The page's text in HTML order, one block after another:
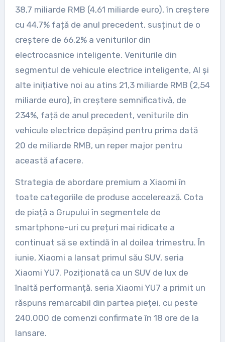
38,7 miliarde RMB (4,61 miliarde euro), în creștere
cu 44,7% față de anul precedent, susținut de o
creștere de 66,2% a veniturilor din
electrocasnice inteligente. Veniturile din
segmentul de vehicule electrice inteligente, AI și
alte inițiative noi au atins 21,3 miliarde RMB (2,54
miliarde euro), în creștere semnificativă, de
234%, față de anul precedent, veniturile din
vehicule electrice depășind pentru prima dată
20 de miliarde RMB, un reper major pentru
această afacere.
Strategia de abordare premium a Xiaomi în
toate categoriile de produse accelerează. Cota
de piață a Grupului în segmentele de
smartphone-uri cu prețuri mai ridicate a
continuat să se extindă în al doilea trimestru. În
iunie, Xiaomi a lansat primul său SUV, seria
Xiaomi YU7. Poziționată ca un SUV de lux de
înaltă performanță, seria Xiaomi YU7 a primit un
răspuns remarcabil din partea pieței, cu peste
240.000 de comenzi confirmate în 18 ore de la
lansare.